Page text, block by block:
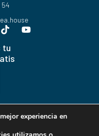
54
tu
reservados
experiencia en